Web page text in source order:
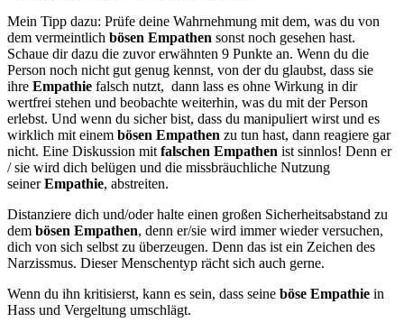
Mein Tipp dazu: Prüfe deine Wahrnehmung mit dem, was du von
dem vermeintlich bösen Empathen sonst noch gesehen hast.
Schaue dir dazu die zuvor erwähnten 9 Punkte an. Wenn du die
Person noch nicht gut genug kennst, von der du glaubst, dass sie
ihre Empathie falsch nutzt, dann lass es ohne Wirkung in dir
wertfrei stehen und beobachte weiterhin, was du mit der Person
erlebst. Und wenn du sicher bist, dass du manipuliert wirst und es
wirklich mit einem bösen Empathen zu tun hast, dann reagiere gar
nicht. Eine Diskussion mit falschen Empathen ist sinnlos! Denn er
/ sie wird dich belügen und die missbräuchliche Nutzung
seinerEmpathie, abstreiten.
Distanziere dich und/oder halte einen großen Sicherheitsabstand zu
dem bösen Empathen, denn er/sie wird immer wieder versuchen,
dich von sich selbst zu überzeugen. Denn das ist ein Zeichen des
Narzissmus. Dieser Menschentyp rächt sich auch gerne.
Wenn du ihn kritisierst, kann es sein, dass seine böse Empathie in
Hass und Vergeltung umschlägt.